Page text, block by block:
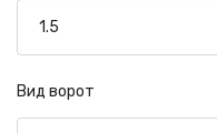
Вид ворот